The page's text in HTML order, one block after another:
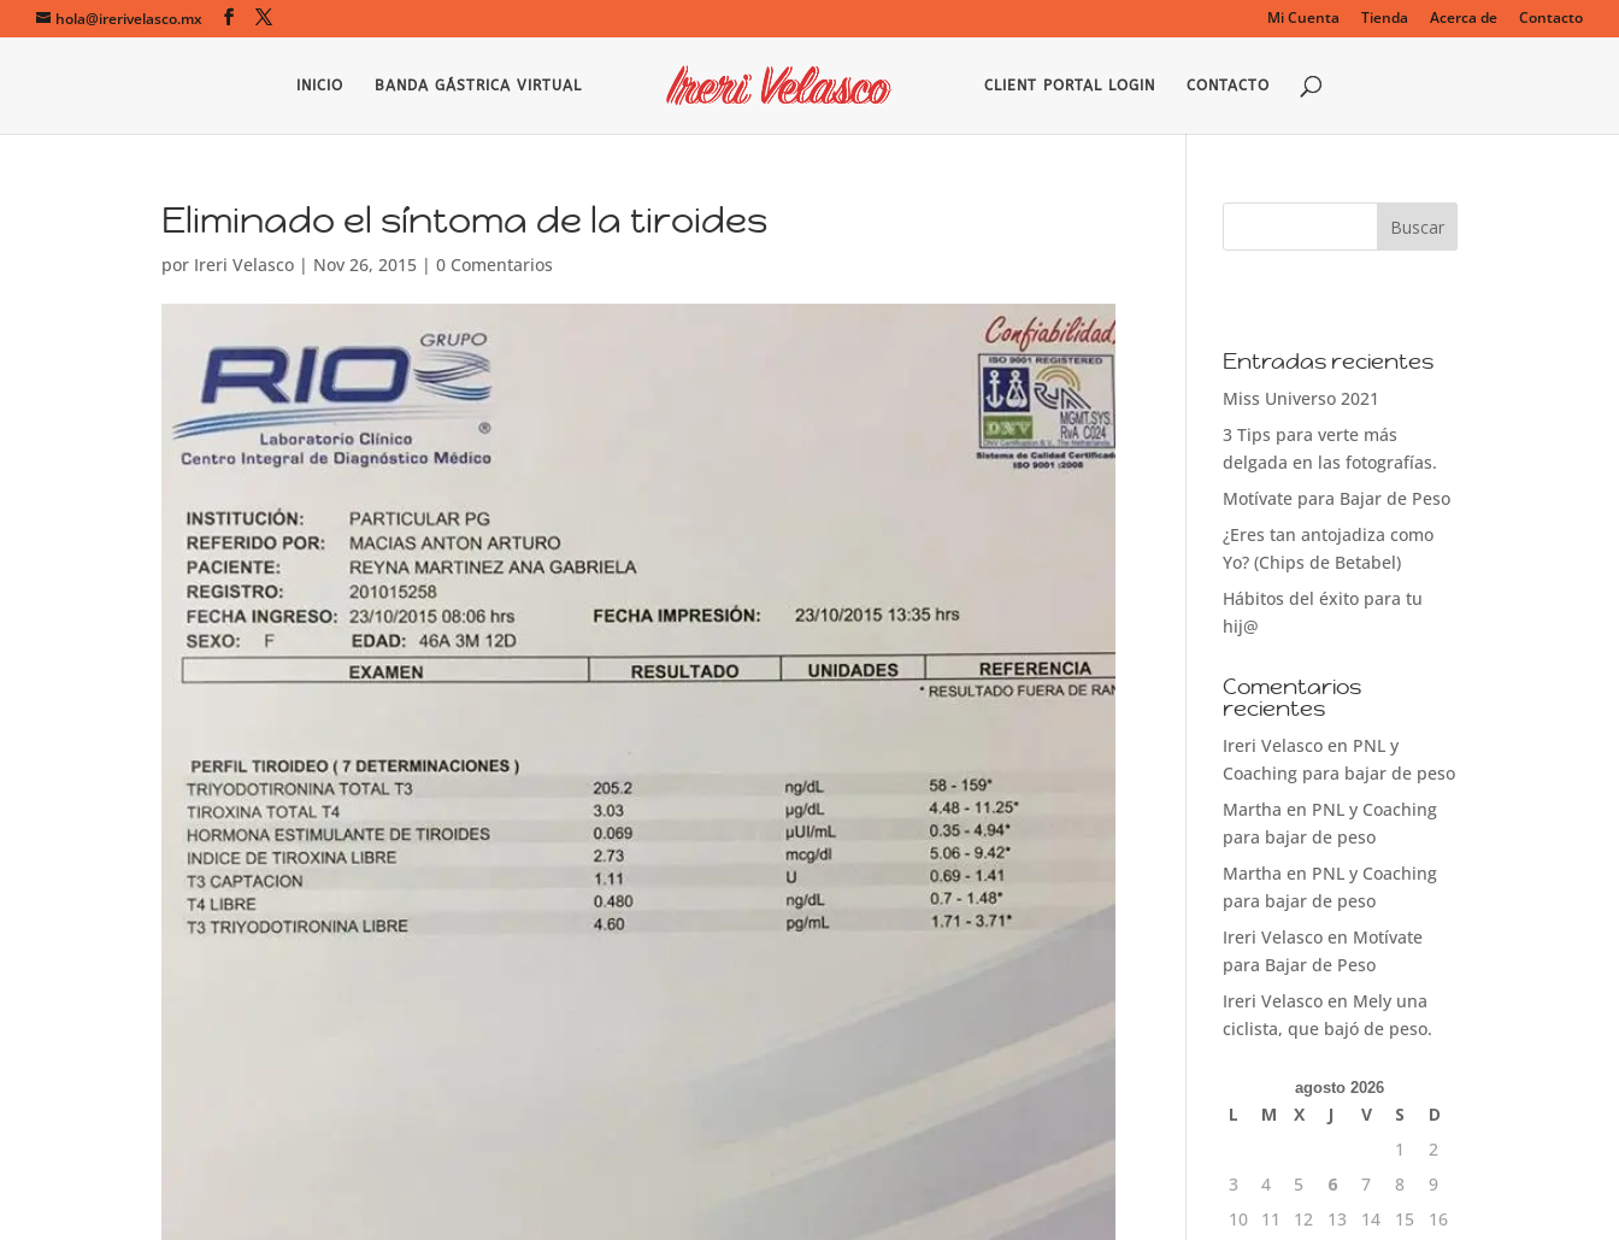
hola@irerivelasco.mx Mi Cuenta Tienda Acerca de Contacto
INICIO BANDA GÁSTRICA VIRTUAL CLIENT PORTAL LOGIN CONTACTO
Eliminado el síntoma de la tiroides
por Ireri Velasco | Nov 26, 2015 |0 Comentarios
Entradas recientes
Miss Universo 2021
3 Tips para verte más
delgada en las fotografías.
Motívate para Bajar de Peso
¿Eres tan antojadiza como
Yo? (Chips de Betabel)
Hábitos del éxito para tu
hij@
Comentarios
recientes
Ireri Velasco en PNL y
Coaching para bajar de peso
Martha en PNL y Coaching
para bajar de peso
Martha en PNL y Coaching
para bajar de peso
Ireri Velasco en Motívate
para Bajar de Peso
Ireri Velasco en Mely una
ciclista, que bajó de peso.
agosto 2026
L M X J V S
D
1
2
3
4 5 6 7 8
9
10
11 12 13 14 15
16